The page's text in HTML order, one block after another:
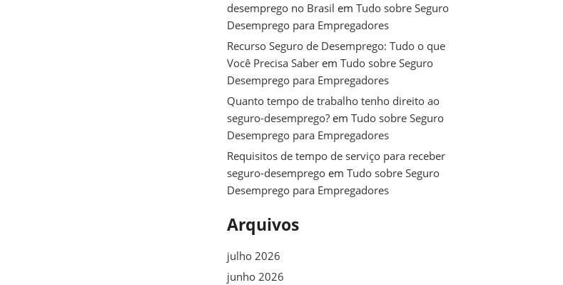
desemprego no Brasil em Tudo sobre Seguro
Desemprego para Empregadores
Recurso Seguro de Desemprego: Tudo o que
Você Precisa Saber em Tudo sobre Seguro
Desemprego para Empregadores
Quanto tempo de trabalho tenho direito ao
seguro-desemprego? em Tudo sobre Seguro
Desemprego para Empregadores
Requisitos de tempo de serviço para receber
seguro-desemprego em Tudo sobre Seguro
Desemprego para Empregadores
Arquivos
julho 2026
junho 2026